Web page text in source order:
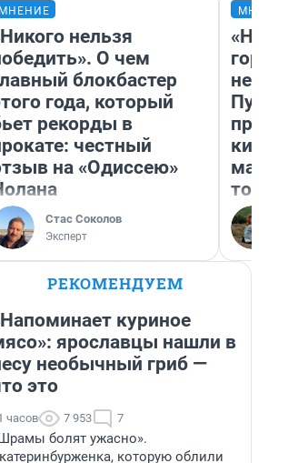
МНЕНИЕ
нельзя
О чем
блокбастер
года, который
рекорды в
честный
на «Одиссею»
Стас Соколов
Эксперт
«Нет
того
РЕКОМЕНДУЕМ
куриное
ярославцы нашли в
необычный гриб —
это
часов 7 953 7
болят ужасно».
которую облили